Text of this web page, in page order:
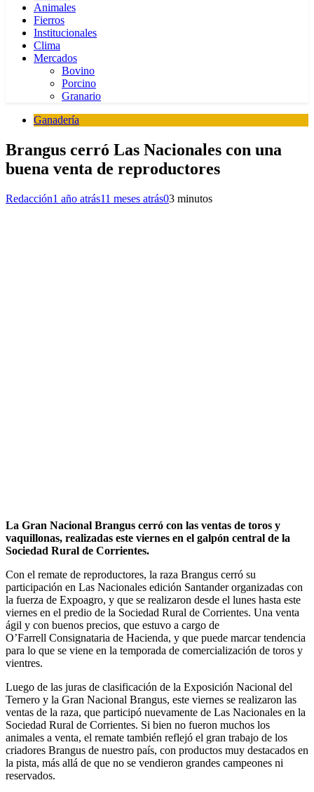
Animales
Fierros
Institucionales
Clima
Mercados
Bovino
Porcino
Granario
Ganadería
Brangus cerró Las Nacionales con una
buena venta de reproductores
Redacción1 año atrás11 meses atrás03 minutos
La Gran Nacional Brangus cerró con las ventas de toros y
vaquillonas, realizadas este viernes en el galpón central de la
Sociedad Rural de Corrientes.
Con el remate de reproductores, la raza Brangus cerró su
participación en Las Nacionales edición Santander organizadas con
la fuerza de Expoagro, y que se realizaron desde el lunes hasta este
viernes en el predio de la Sociedad Rural de Corrientes. Una venta
ágil y con buenos precios, que estuvo a cargo de
O’Farrell Consignataria de Hacienda, y que puede marcar tendencia
para lo que se viene en la temporada de comercialización de toros y
vientres.
Luego de las juras de clasificación de la Exposición Nacional del
Ternero y la Gran Nacional Brangus, este viernes se realizaron las
ventas de la raza, que participó nuevamente de Las Nacionales en la
Sociedad Rural de Corrientes. Si bien no fueron muchos los
animales a venta, el remate también reflejó el gran trabajo de los
criadores Brangus de nuestro país, con productos muy destacados en
la pista, más allá de que no se vendieron grandes campeones ni
reservados.